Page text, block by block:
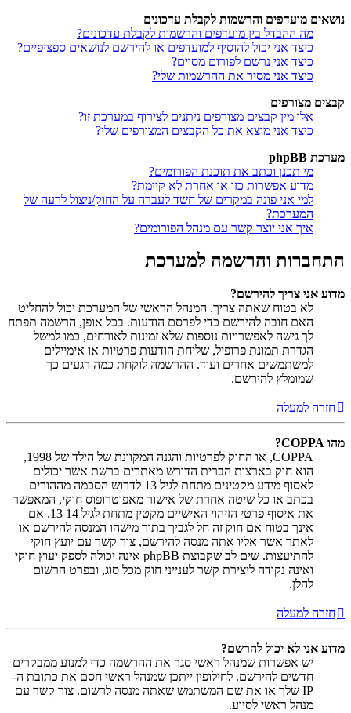
נושאים מועדפים והרשמות לקבלת עדכונים
מה ההבדל בין מועדפים והרשמות לקבלת עדכונים?
כיצד אני יכול להוסיף למועדפים או להירשם לנושאים ספציפיים?
כיצד אני נרשם לפורום מסוים?
כיצד אני מסיר את ההרשמות שלי?
קבצים מצורפים
אלו מין קבצים מצורפים ניתנים לצירוף במערכת זו?
כיצד אני מוצא את כל הקבצים המצורפים שלי?
מערכת phpBB
מי תכנן וכתב את תוכנת הפורומים?
מדוע אפשרות כזו או אחרת לא קיימת?
למי אני פונה במקרים של חשד לעברה על החוק/ניצול לרעה של
המערכת?
איך אני יוצר קשר עם מנהל הפורומים?
התחברות והרשמה למערכת
מדוע אני צריך להירשם?
לא בטוח שאתה צריך. המנהל הראשי של המערכת יכול להחליט
האם חובה להירשם כדי לפרסם הודעות. בכל אופן, הרשמה תפתח
לך גישה לאפשרויות נוספות שלא זמינות לאורחים, כמו למשל
הגדרת תמונת פרופיל, שליחת הודעות פרטיות או אימיילים
למשתמשים אחרים ועוד. ההרשמה לוקחת כמה רגעים כך
שמומלץ להירשם.
חזרה למעלה
מהו COPPA?
COPPA, או החוק לפרטיות והגנה המקוונת של הילד של 1998,
הוא חוק בארצות הברית הדורש מאתרים ברשת אשר יכולים
לאסוף מידע מקטינים מתחת לגיל 13 לדרוש הסכמה מההורים
בכתב או כל שיטה אחרת של אישור מאפוטרופוס חוקי, המאפשר
את איסוף פרטי הזיהוי האישיים מקטין מתחת לגיל 14 13. אם
אינך בטוח אם חוק זה חל לגביך בתור מישהו המנסה להירשם או
לאתר אשר אליו אתה מנסה להירשם, צור קשר עם יועץ חוקי
להתיעצות. שים לב שקבוצת phpBB אינה יכולה לספק יעוץ חוקי
ואינה נקודה ליצירת קשר לענייני חוק מכל סוג, ובפרט הרשום
להלן.
חזרה למעלה
מדוע אני לא יכול להרשם?
יש אפשרות שמנהל ראשי סגר את ההרשמה כדי למנוע ממבקרים
חדשים להירשם. לחילופין ייתכן שמנהל ראשי חסם את כתובת ה-
IP שלך או את שם המשתמש שאתה מנסה לרשום. צור קשר עם
מנהל ראשי לסיוע.